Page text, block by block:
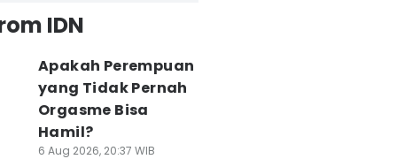
IDN
Apakah Perempuan
yang Tidak Pernah
Orgasme Bisa
Hamil?
6 Aug 2026, 20:37 WIB